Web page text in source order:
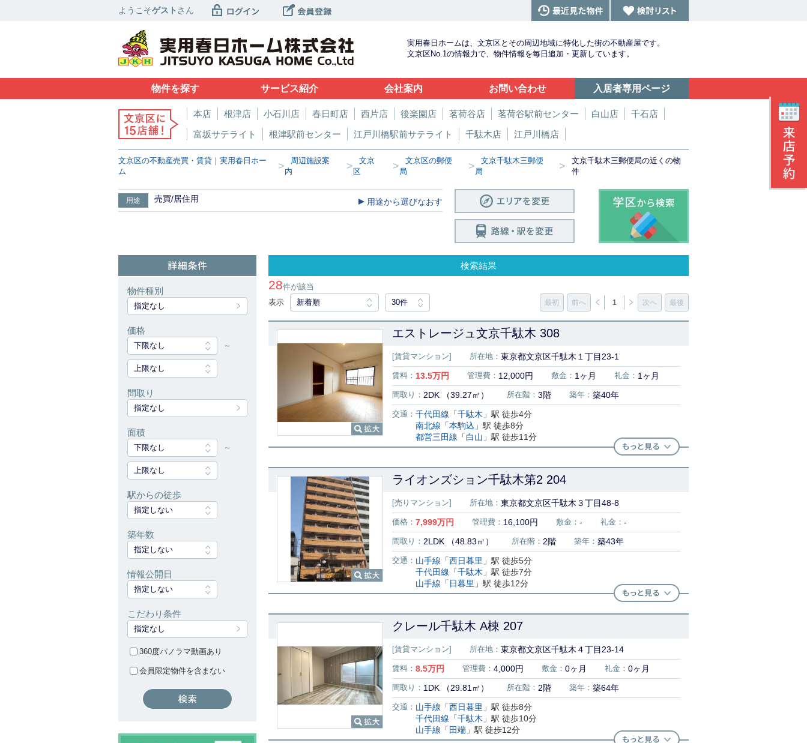
ようこそゲスト さん
実用春日ホームは、文京区とその周辺地域に特化した街の不動産屋です。
文京区No.1の情報力で、物件情報を毎日追加・更新しています。
物件を探す サービス紹介 会社案内 お問い合わせ 入居者専用ページ
本店 根津店 小石川店 春日町店 西片店 後楽園店 茗荷谷店 茗荷谷駅前センター 白山店
千石店
富坂サテライト
根津駅前センター 江戸川橋駅前サテライト 千駄木店 江戸川橋店
文京区の不動産売買・賃貸｜実用春日ホー
ム
>
周辺施設案
内
>
文京
区
>
文京区の郵便
局
>
文京千駄木三郵便
局
>
文京千駄木三郵便局の近くの物
件
用途 売買/居住用 用途から選びなおす
検索結果
28件が該当
表示
新着順 30件 最初 前へ 1 次へ 最後
エストレージュ文京千駄木 308
[賃貸マンション] 所在地： 東京都文京区千駄木１丁目23-1
賃料： 13.5万円 管理費： 12,000円 敷金： 1ヶ月 礼金： 1ヶ月
間取り： 2DK （39.27㎡） 所在階： 3階 築年： 築40年
交通： 千代田線 「千駄木 」駅 徒歩4分
南北線 「本駒込 」駅 徒歩8分
都営三田線 「白山 」駅 徒歩11分
ライオンズション千駄木第2 204
[売りマンション] 所在地： 東京都文京区千駄木３丁目48-8
価格： 7,999万円 管理費： 16,100円 敷金： - 礼金： -
間取り： 2LDK （48.83㎡） 所在階： 2階 築年： 築43年
交通： 山手線 「西日暮里 」駅 徒歩5分
千代田線 「千駄木 」駅 徒歩7分
山手線 「 日暮里 」駅 徒歩12分
クレール千駄木 A棟 207
[賃貸マンション] 所在地： 東京都文京区千駄木４丁目23-14
賃料： 8.5万円 管理費： 4,000円 敷金： 0ヶ月 礼金： 0ヶ月
間取り： 1DK （29.81㎡） 所在階： 2階 築年： 築64年
交通： 山手線 「西日暮里 」駅 徒歩8分
千代田線 「千駄木 」駅 徒歩10分
山手線 「 田端 」駅 徒歩12分
物件種別
指定なし
価格
下限なし ～
上限なし
間取り
指定なし
面積
下限なし ～
上限なし
駅からの徒歩
指定しない
築年数
指定しない
情報公開日
指定しない
こだわり条件
指定なし
360度パノラマ動画あり
会員限定物件を含まない